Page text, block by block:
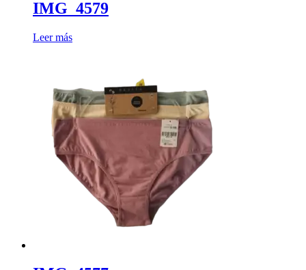
IMG_4579
Leer más